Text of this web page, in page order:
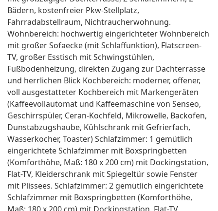
Bädern, kostenfreier Pkw-Stellplatz,
Fahrradabstellraum, Nichtraucherwohnung.
Wohnbereich: hochwertig eingerichteter Wohnbereich
mit großer Sofaecke (mit Schlaffunktion), Flatscreen-
TV, großer Esstisch mit Schwingstühlen,
Fußbodenheizung, direkten Zugang zur Dachterrasse
und herrlichen Blick Kochbereich: moderner, offener,
voll ausgestatteter Kochbereich mit Markengeräten
(Kaffeevollautomat und Kaffeemaschine von Senseo,
Geschirrspüler, Ceran-Kochfeld, Mikrowelle, Backofen,
Dunstabzugshaube, Kühlschrank mit Gefrierfach,
Wasserkocher, Toaster) Schlafzimmer: 1 gemütlich
eingerichtete Schlafzimmer mit Boxspringbetten
(Komforthöhe, Maß: 180 x 200 cm) mit Dockingstation,
Flat-TV, Kleiderschrank mit Spiegeltür sowie Fenster
mit Plissees. Schlafzimmer: 2 gemütlich eingerichtete
Schlafzimmer mit Boxspringbetten (Komforthöhe,